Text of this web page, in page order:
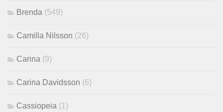
Brenda (549)
Camilla Nilsson (26)
Carina (9)
Carina Davidsson (6)
Cassiopeia (1)